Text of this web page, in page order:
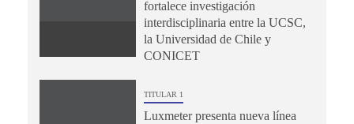
fortalece investigación
interdisciplinaria entre la UCSC,
la Universidad de Chile y
CONICET
TITULAR 1
Luxmeter presenta nueva línea